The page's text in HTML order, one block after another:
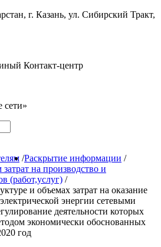
г. Казань, ул. Сибирский Тракт,
Контакт-центр
/Раскрытие информации /
на производство и
(работ,услуг) /
и объемах затрат на оказание
энергии сетевыми
деятельности которых
экономически обоснованных
год